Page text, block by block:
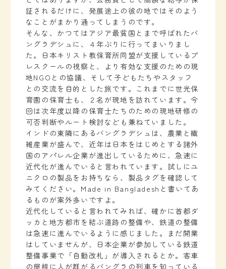
証されるだけに、発展途上の彼の地ではそのよう
なことがまかり通ってしまうのです。
そんな、かつてはアジア最貧国とまで呼ばれたバ
ングラデシュに、４年ぶりに行ってまいりまし
た。日本キリスト教保育所同盟が支援しているプ
レスクールの視察と、より有効な支援のための現
地NGOとの協議、そして子どもたちやスタッフ
との交流を目的とした旅です。これまでに世光保
育園の保育士も、２名が現地を訪れています。今
回は次年度以降の保育士たちのための現地研修の
可否判断やルート検討なども兼ねていました。
インドの東隣にあるバングラデシュは、農業と繊
維産業が盛んで、近年は日本をはじめとする諸外
国のアパレル企業が進出しているために、急速に
近代化が進んでいると言われています。試しにユ
ニクロの製品をお持ちなら、製品タグを確認して
みてください。Made in Bangladeshと書いてあ
るものが案外多いですよ。
近代化していると言われてみれば、確かに首都ダ
ッカと地方都市を結ぶ道路の整備や、鉄道の整備
は急速に進んでいるように感じました。まだ開業
はしていませんが、日本企業が参加している鉄道
整備事業で「自動改札」が導入されるとか。客車
の屋根に人が群がるバングラの列車を知っている